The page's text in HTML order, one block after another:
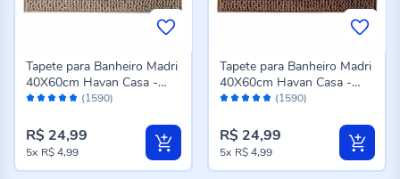
Avaliação: (1590)
Tapete para Banheiro Madri
40X60cm Havan Casa -
Bege Novo
R$ 24,99
5x R$ 4,99
Avaliação: (1590)
Tapete para Banheiro Madri
40X60cm Havan Casa -
Taupe
R$ 24,99
5x R$ 4,99